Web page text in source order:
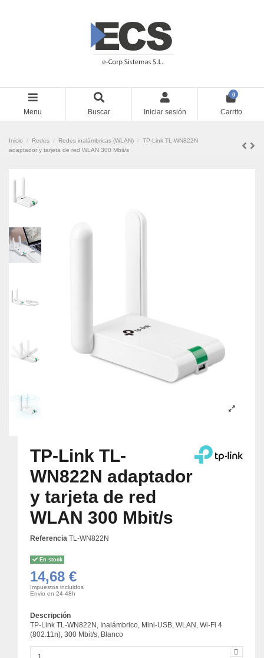
Menu Buscar Iniciar sesión
0
Carrito
Inicio Redes Redes inalámbricas (WLAN)
TP-Link TL-WN822N
adaptador y tarjeta de red WLAN 300 Mbit/s
TP-Link TL-
WN822N adaptador
y tarjeta de red
WLAN 300 Mbit/s
Referencia TL-WN822N
En stock
14,68 €
Impuestos incluidos
Envio en 24-48h
Descripción
TP-Link TL-WN822N, Inalámbrico, Mini-USB, WLAN, Wi-Fi 4
(802.11n), 300 Mbit/s, Blanco